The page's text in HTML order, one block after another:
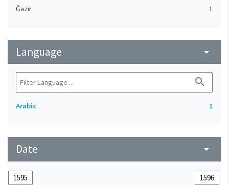
Ǧazīr
1
Language arrow_drop_down
search
Arabic 1
Date arrow_drop_down